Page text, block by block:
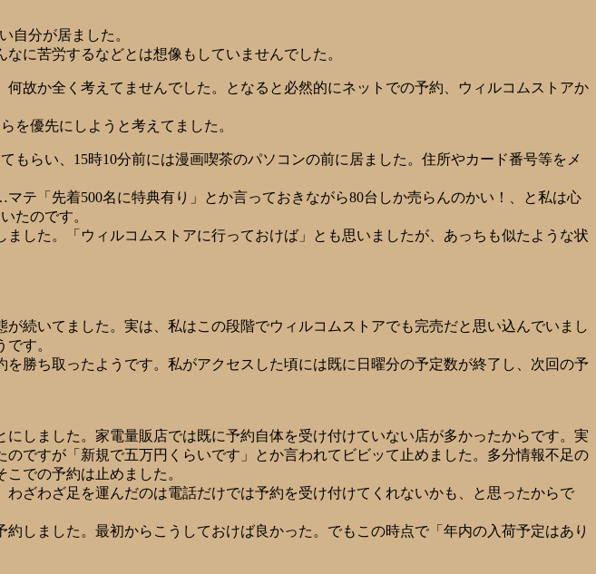
自分が居ました。
に苦労するなどとは想像もしていませんでした。
故か全く考えてませんでした。となると必然的にネットでの予約、ウィルコムストアか
を優先にしようと考えてました。
らい、15時10分前には漫画喫茶のパソコンの前に居ました。住所やカード番号等をメ
テ「先着500名に特典有り」とか言っておきながら80台しか売らんのかい！、と私は心
たのです。
した。「ウィルコムストアに行っておけば」とも思いましたが、あっちも似たような状
続いてました。実は、私はこの段階でウィルコムストアでも完売だと思い込んでいまし
す。
勝ち取ったようです。私がアクセスした頃には既に日曜分の予定数が終了し、次回の予
しました。家電量販店では既に予約自体を受け付けていない店が多かったからです。実
ですが「新規で五万円くらいです」とか言われてビビッて止めました。多分情報不足の
での予約は止めました。
ざわざ足を運んだのは電話だけでは予約を受け付けてくれないかも、と思ったからで
しました。最初からこうしておけば良かった。でもこの時点で「年内の入荷予定はあり